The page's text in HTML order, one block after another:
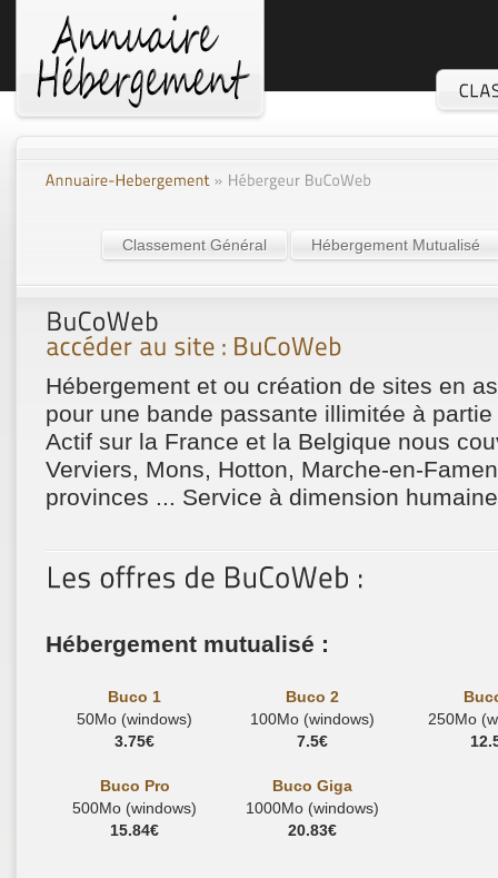
Classement Général Hébergement Mutualisé
Hébergement et ou création de sites en
pour une bande passante illimitée à
Actif sur la France et la Belgique nous
Verviers, Mons, Hotton, Marche-en-
provinces ... Service à dimension
Hébergement mutualisé :
Buco 1
50Mo (windows)
3.75€
Buco 2
100Mo (windows)
7.5€
250Mo
Buco Pro
500Mo (windows)
15.84€
Buco Giga
1000Mo (windows)
20.83€